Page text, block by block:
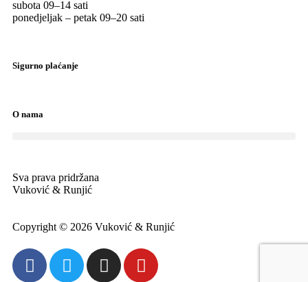
subota 09–14 sati
ponedjeljak – petak 09–20 sati
Sigurno plaćanje
O nama
Sva prava pridržana
Vuković & Runjić
Copyright © 2026 Vuković & Runjić